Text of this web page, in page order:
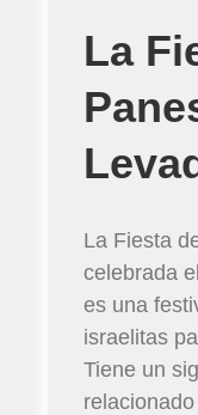
La
La Fiesta
celebrada
es una
israelitas
Tiene un